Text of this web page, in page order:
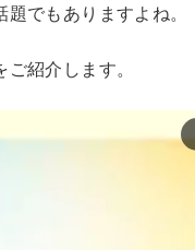
でもありますよね。
紹介します。